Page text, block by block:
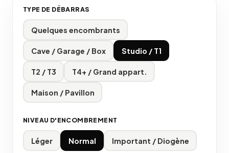
TYPE DE DÉBARRAS
Quelques encombrants
Cave / Garage / Box Studio / T1
T2 / T3 T4+ / Grand appart.
Maison / Pavillon
NIVEAU D'ENCOMBREMENT
Léger Normal Important / Diogène